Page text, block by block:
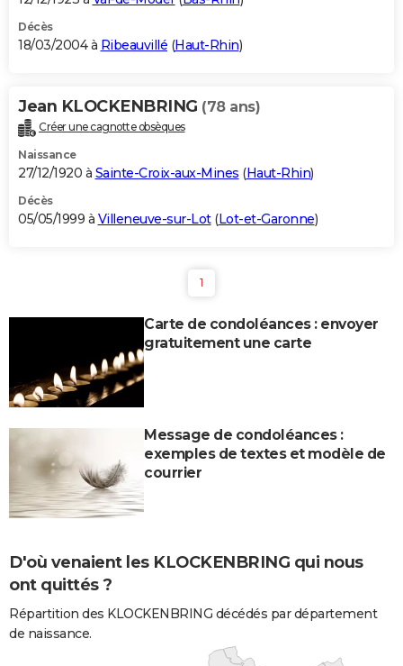
Décès
18/03/2004 à Ribeauvillé (Haut-Rhin)
Jean KLOCKENBRING (78 ans)
Créer une cagnotte obsèques
Naissance
27/12/1920 à Sainte-Croix-aux-Mines (Haut-Rhin)
Décès
05/05/1999 à Villeneuve-sur-Lot(Lot-et-Garonne)
1
Carte de condoléances : envoyer
gratuitement une carte
Message de condoléances :
exemples de textes et modèle de
courrier
D'où venaient les KLOCKENBRING qui nous
ont quittés ?
Répartition des KLOCKENBRING décédés par département
de naissance.